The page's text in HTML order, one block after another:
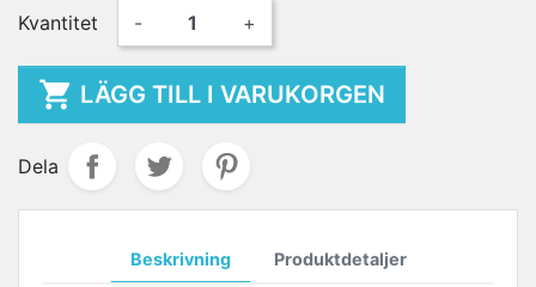
Kvantitet - +
 LÄGG TILL I VARUKORGEN
Dela
Beskrivning Produktdetaljer